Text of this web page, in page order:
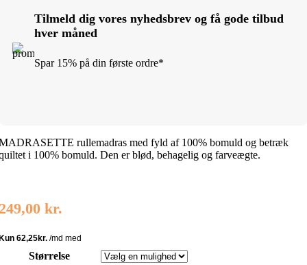
Tilmeld dig vores nyhedsbrev og få gode tilbud
hver måned
Spar 15% på din første ordre*
rullemadras med fyld af 100% bomuld og betræk
i 100% bomuld. Den er blød, behagelig og farveægte.
kr.
Størrelse